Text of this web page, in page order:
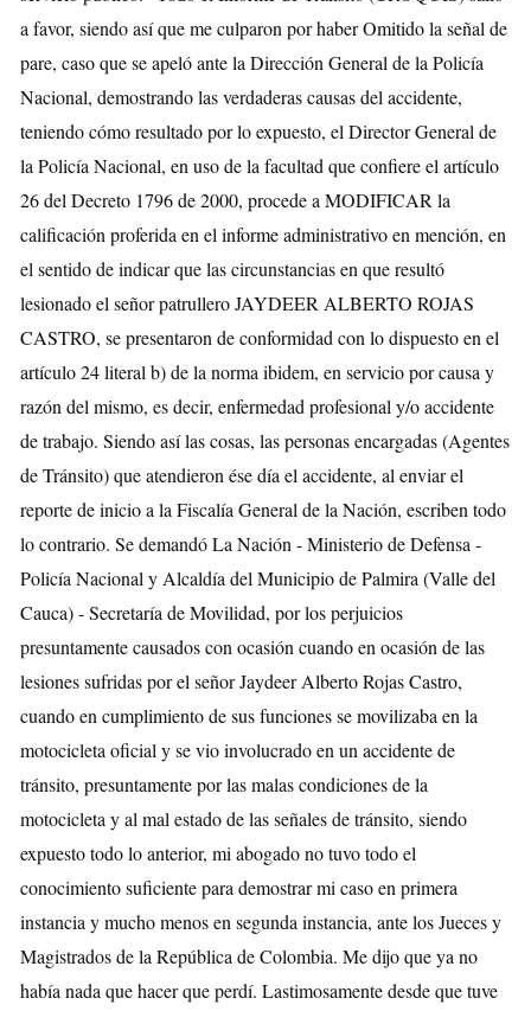
a favor, siendo así que me culparon por haber Omitido la señal de
pare, caso que se apeló ante la Dirección General de la Policía
Nacional, demostrando las verdaderas causas del accidente,
teniendo cómo resultado por lo expuesto, el Director General de
la Policía Nacional, en uso de la facultad que confiere el artículo
26 del Decreto 1796 de 2000, procede a MODIFICAR la
calificación proferida en el informe administrativo en mención, en
el sentido de indicar que las circunstancias en que resultó
lesionado el señor patrullero JAYDEER ALBERTO ROJAS
CASTRO, se presentaron de conformidad con lo dispuesto en el
artículo 24 literal b) de la norma ibidem, en servicio por causa y
razón del mismo, es decir, enfermedad profesional y/o accidente
de trabajo. Siendo así las cosas, las personas encargadas (Agentes
de Tránsito) que atendieron ése día el accidente, al enviar el
reporte de inicio a la Fiscalía General de la Nación, escriben todo
lo contrario. Se demandó La Nación - Ministerio de Defensa -
Policía Nacional y Alcaldía del Municipio de Palmira (Valle del
Cauca) - Secretaría de Movilidad, por los perjuicios
presuntamente causados con ocasión cuando en ocasión de las
lesiones sufridas por el señor Jaydeer Alberto Rojas Castro,
cuando en cumplimiento de sus funciones se movilizaba en la
motocicleta oficial y se vio involucrado en un accidente de
tránsito, presuntamente por las malas condiciones de la
motocicleta y al mal estado de las señales de tránsito, siendo
expuesto todo lo anterior, mi abogado no tuvo todo el
conocimiento suficiente para demostrar mi caso en primera
instancia y mucho menos en segunda instancia, ante los Jueces y
Magistrados de la República de Colombia. Me dijo que ya no
había nada que hacer que perdí. Lastimosamente desde que tuve